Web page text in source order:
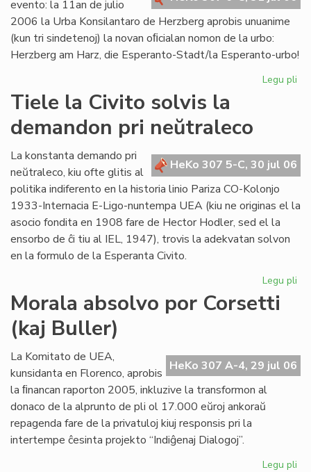
evento: la 11an de julio
2006 la Urba Konsilantaro de Herzberg aprobis unuanime
(kun tri sindetenoj) la novan oﬁcialan nomon de la urbo:
Herzberg am Harz, die Esperanto-Stadt/la Esperanto-urbo!
Legu pli
Tiele la Civito solvis la
demandon pri neŭtraleco
HeKo 307 5-C, 30 jul 06
La konstanta demando pri
neŭtraleco, kiu ofte glitis al
politika indiferento en la historia linio Pariza CO-Kolonjo
1933-Internacia E-Ligo-nuntempa UEA (kiu ne originas el la
asocio fondita en 1908 fare de Hector Hodler, sed el la
ensorbo de ĉi tiu al IEL, 1947), trovis la adekvatan solvon
en la formulo de la Esperanta Civito.
Legu pli
la
Morala absolvo por Corsetti
(kaj Buller)
HeKo 307 A-4, 29 jul 06
La Komitato de UEA,
kunsidanta en Florenco, aprobis
la ﬁnancan raporton 2005, inkluzive la transformon al
donaco de la alprunto de pli ol 17.000 eŭroj ankoraŭ
repagenda fare de la privatuloj kiuj responsis pri la
intertempe ĉesinta projekto “Indiĝenaj Dialogoj”.
Legu pli